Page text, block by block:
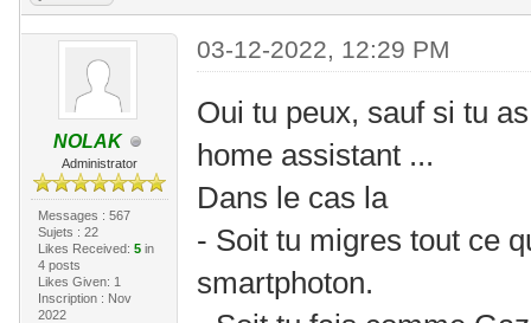
NOLAK
Administrator
Messages : 567
Sujets : 22
Likes Received: 5in
4 posts
Likes Given: 1
Inscription : Nov
2022
03-12-2022, 12:29 PM
Oui tu peux, sauf si tu
home assistant ...
Dans le cas la
- Soit tu migres tout ce
smartphoton.